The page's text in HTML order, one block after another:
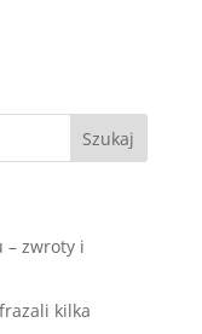
– zwroty i
kilka